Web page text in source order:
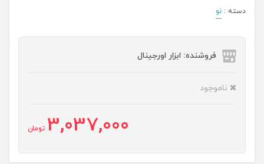
دسته : نو
فروشنده: ابزار اورجینال
ناموجود
3,037,000 تومان